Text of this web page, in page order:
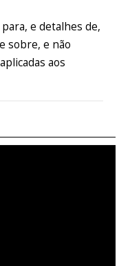
e detalhes de,
sobre, e não
aos